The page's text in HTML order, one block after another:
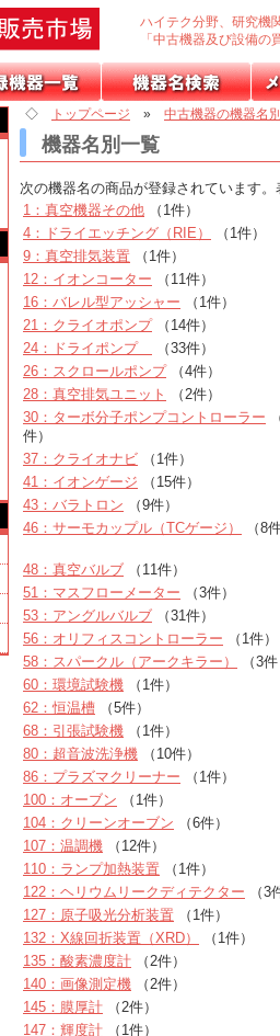
ハイテク分野、研究機
「中古機器及び設備
◇ トップページ » 中古機器の機器名
機器名別一覧
次の機器名の商品が登録されています
1：真空機器その他 （1件）
4：ドライエッチング（RIE）
（1件）
9：真空排気装置 （1件）
12：イオンコーター （11件）
16：バレル型アッシャー （1件）
21：クライオポンプ（14件）
24：ドライポンプ
（33件）
26：スクロールポンプ（4件）
28：真空排気ユニット
（2件）
30：ターボ分子ポンプコントローラー
件）
37：クライオナビ （1件）
41：イオンゲージ （15件）
43：バラトロン （9件）
46：サーモカップル（TCゲージ）
（8
48：真空バルブ （11件）
51：マスフローメーター （3件）
53：アングルバルブ （31件）
56：オリフィスコントローラー （1件）
58：スパークル（アークキラー）
（3
60：環境試験機 （1件）
62：恒温槽 （5件）
68：引張試験機 （1件）
80：超音波洗浄機 （10件）
86：プラズマクリーナー （1件）
100：オーブン （1件）
104：クリーンオーブン （6件）
107：温調機 （12件）
110：ランプ加熱装置 （1件）
122：ヘリウムリークディテクター （3
127：原子吸光分析装置 （1件）
132：X線回折装置（XRD）
（1件）
135：酸素濃度計 （2件）
140：画像測定機 （2件）
145：膜厚計 （2件）
147：輝度計 （1件）